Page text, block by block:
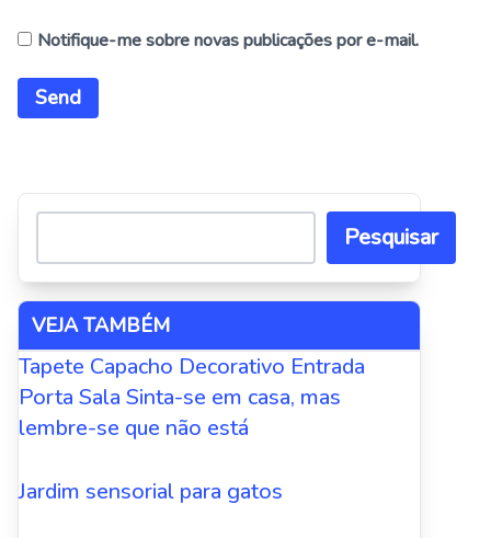
Notifique-me sobre novas publicações por e-mail.
Pesquisar
VEJA TAMBÉM
Tapete Capacho Decorativo Entrada
Porta Sala Sinta-se em casa, mas
lembre-se que não está
Jardim sensorial para gatos